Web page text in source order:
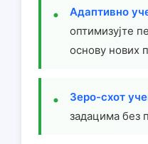
Адаптивно
оптимизујте
основу нових
Зеро-схот
задацима без